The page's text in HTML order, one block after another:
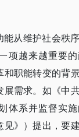
能从维护社会秩
项越来越重要
和职能转变的背
需求。如《中
体系并监督实施
见》）提出，要